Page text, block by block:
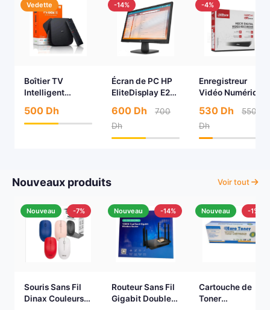
Vedette
Boîtier TV
Intelligent
(4K Ultra HD)
500 Dh
-14%
Écran de PC HP
EliteDisplay E231
600 Dh
700
Dh
-4%
Enregistreur
Vidéo Numérique
WizSense DVR
530 Dh
550
Dh
Nouveaux produits Voir tout
Nouveau -7%
Souris Sans Fil
Dinax Couleurs
Nouveau -14%
Routeur Sans Fil
Gigabit Double
Nouveau -1%
Cartouche de
Toner